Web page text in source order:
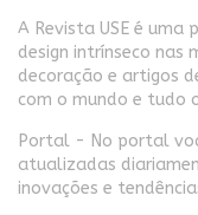
A Revista USE é uma
design intrínseco nas
decoração e artigos
com o mundo e tudo
Portal - No portal
atualizadas
inovações e